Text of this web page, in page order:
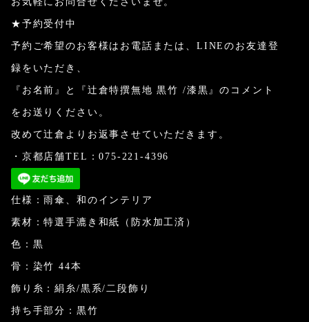
★予約受付中
予約ご希望のお客様はお電話または、LINEのお友達登
録をいただき、
『お名前』と『辻倉特撰無地 黒竹 /漆黒』のコメント
をお送りください。
改めて辻倉よりお返事させていただきます。
・京都店舗TEL：075-221-4396
仕様：雨傘、和のインテリア
素材：特選手漉き和紙（防水加工済）
色：黒
骨：染竹 44本
飾り糸：絹糸/黒系/二段飾り
持ち手部分：黒竹